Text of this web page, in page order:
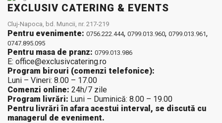
EXCLUSIV CATERING & EVENTS
Cluj-Napoca, bd. Muncii, nr. 217-219
Pentru evenimente: 0756.222.444, 0799.013.960, 0799.013.961,
0747.895.095
Pentru masa de pranz: 0799.013.986
E: office@exclusivcatering.ro
Program birouri (comenzi telefonice):
Luni – Vineri: 8.00 – 17.00
Comenzi online: 24h/7 zile
Program livrări: Luni – Duminică: 8.00 – 19.00
Pentru livrări în afara acestui interval, se discută cu
managerul de eveniment.